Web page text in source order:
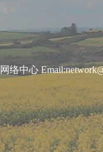
中心